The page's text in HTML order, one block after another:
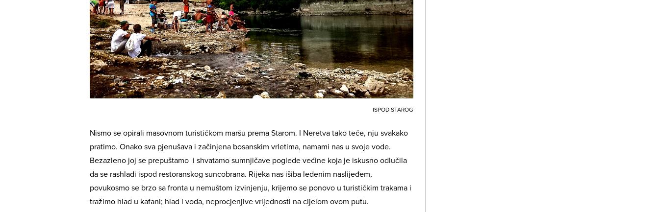
ISPOD STAROG
Nismo se opirali masovnom turističkom maršu prema Starom. I Neretva tako teče, nju svakako
pratimo. Onako sva pjenušava i začinjena bosanskim vrletima, namami nas u svoje vode.
Bezazleno joj se prepuštamo i shvatamo sumnjičave poglede većine koja je iskusno odlučila
da se rashladi ispod restoranskog suncobrana. Rijeka nas išiba ledenim naslijeđem,
povukosmo se brzo sa fronta u nemuštom izvinjenju, krijemo se ponovo u turističkim trakama i
tražimo hlad u kafani; hlad i voda, neprocjenjive vrijednosti na cijelom ovom putu.